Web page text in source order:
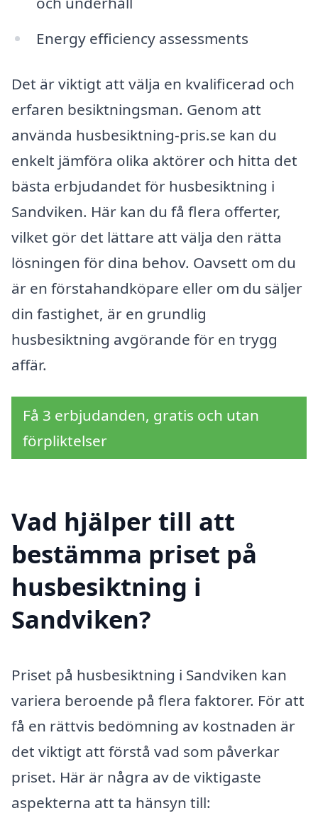
Energy efficiency assessments
Det är viktigt att välja en kvalificerad och
erfaren besiktningsman. Genom att
använda husbesiktning-pris.se kan du
enkelt jämföra olika aktörer och hitta det
bästa erbjudandet för husbesiktning i
Sandviken. Här kan du få flera offerter,
vilket gör det lättare att välja den rätta
lösningen för dina behov. Oavsett om du
är en förstahandköpare eller om du säljer
din fastighet, är en grundlig
husbesiktning avgörande för en trygg
affär.
Få 3 erbjudanden, gratis och utan
förpliktelser
Vad hjälper till att
bestämma priset på
husbesiktning i
Sandviken?
Priset på husbesiktning i Sandviken kan
variera beroende på flera faktorer. För att
få en rättvis bedömning av kostnaden är
det viktigt att förstå vad som påverkar
priset. Här är några av de viktigaste
aspekterna att ta hänsyn till: